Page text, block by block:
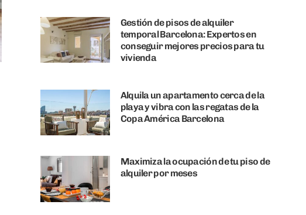
Gestión de pisos de alquiler
temporal Barcelona: Expertos en
conseguir mejores precios para tu
vivienda
Alquila un apartamento cerca de la
playa y vibra con las regatas de la
Copa América Barcelona
Maximiza la ocupación de tu piso de
alquiler por meses